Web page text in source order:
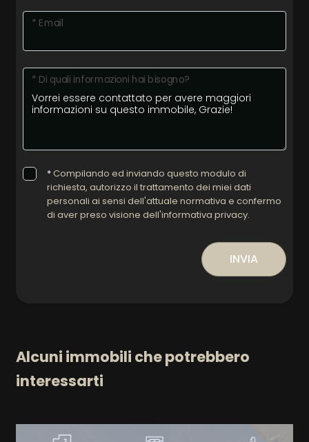
* Email
* Di quali informazioni hai bisogno?
*Compilando ed inviando questo modulo di
richiesta, autorizzo il trattamento dei miei dati
personali ai sensi dell'attuale normativa e confermo
di aver preso visione dell'informativa privacy.
INVIA
Alcuni immobili che potrebbero
interessarti